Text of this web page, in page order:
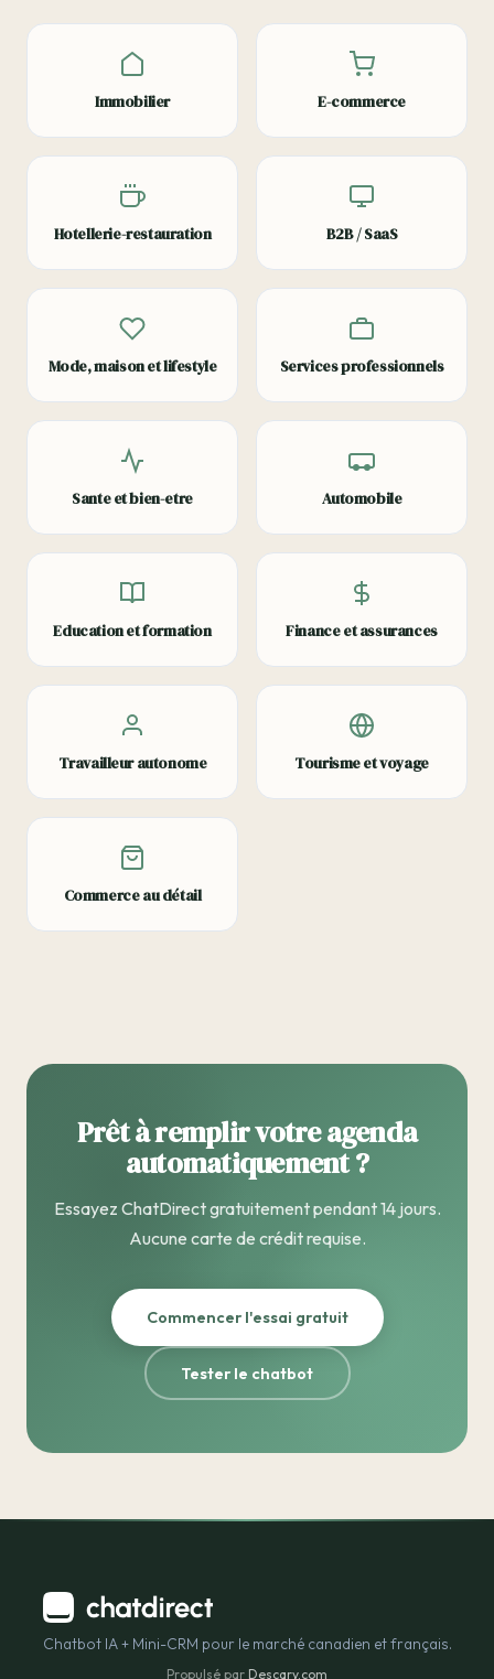
Immobilier E-commerce
Hotellerie-restauration B2B / SaaS
Mode, maison et lifestyle Services professionnels
Sante et bien-etre Automobile
Education et formation Finance et assurances
Travailleur autonome Tourisme et voyage
Commerce au détail
Prêt à remplir votre agenda
automatiquement ?
Essayez ChatDirect gratuitement pendant 14 jours.
Aucune carte de crédit requise.
Commencer l'essai gratuit
Tester le chatbot
Chatbot IA + Mini-CRM pour le marché canadien et français.
Propulsé par Descary.com